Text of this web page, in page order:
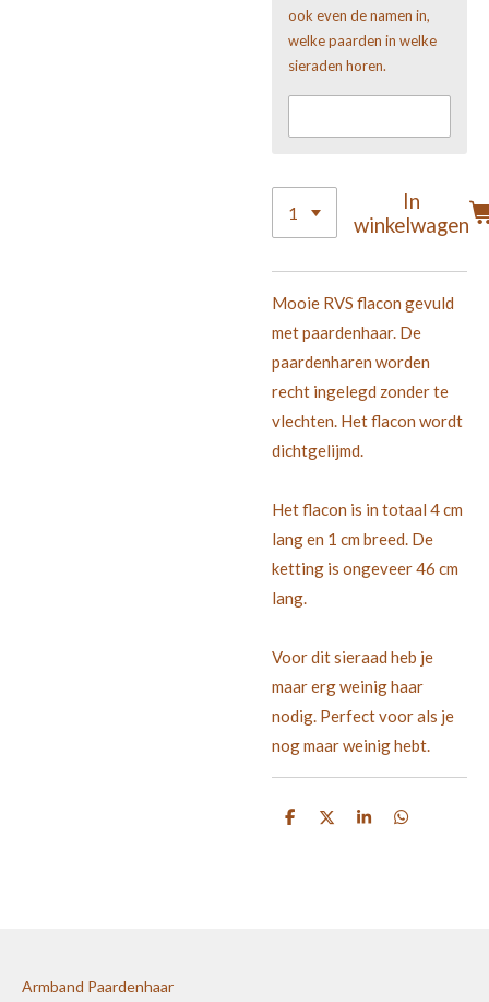
ook even de namen in,
welke paarden in welke
sieraden horen.
In
winkelwagen
Mooie RVS flacon gevuld
met paardenhaar. De
paardenharen worden
recht ingelegd zonder te
vlechten. Het flacon wordt
dichtgelijmd.
Het flacon is in totaal 4 cm
lang en 1 cm breed. De
ketting is ongeveer 46 cm
lang.
Voor dit sieraad heb je
maar erg weinig haar
nodig. Perfect voor als je
nog maar weinig hebt.
D
D
S
D
Armband Paardenhaar